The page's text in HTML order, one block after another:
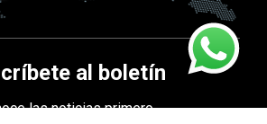
al boletín
las noticias primero